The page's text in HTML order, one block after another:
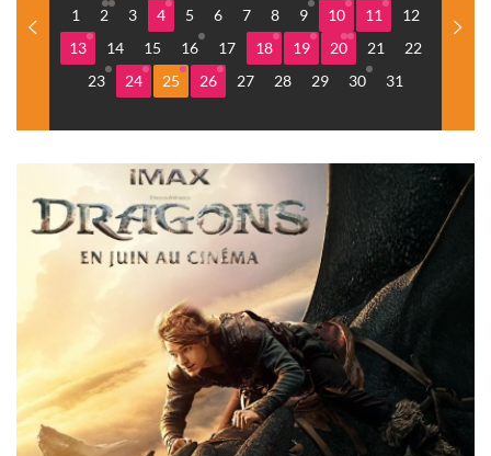
1 2 3 4 5 6 7 8 9 10 11
12
13
14 15 16 17 18 19 20 21
22
23
24 25 26 27 28 29 30 31